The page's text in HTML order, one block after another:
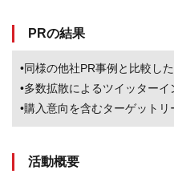
PRの結果
•同様の他社PR事例と比較し
•多数拡散によるツイッター
•購入意向を含むターゲット
活動概要